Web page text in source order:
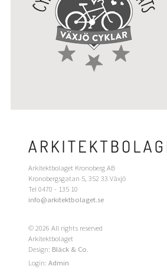
Arkitektbolaget Kronoberg AB
Kronobergsgatan 5, 352 33 Växjö
Tel 0470 - 135 10
info@arkitektbolaget.se
© 2026 All rights reserved
Arkitektbolaget
Design: Bläck & Co.
Login: Admin